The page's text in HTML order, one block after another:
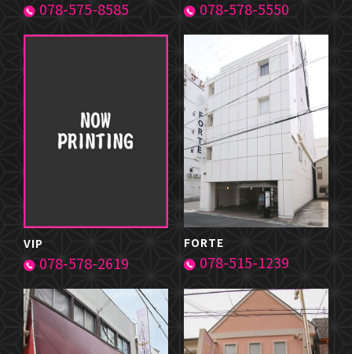
078-575-8585 078-578-5550
VIP
078-578-2619
FORTE
078-515-1239